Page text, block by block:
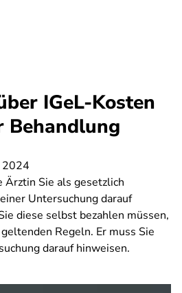
IGeL-Kosten
Behandlung
2024
Sie als gesetzlich
Untersuchung darauf
diese selbst bezahlen müssen,
Regeln. Er muss Sie
darauf hinweisen.